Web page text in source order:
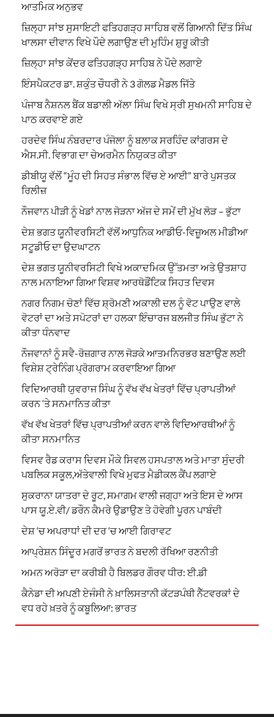
ਆਤਮਿਕ ਅਨੁਭਵ
ਜ਼ਿਲ੍ਹਾ ਸਾਂਝ ਸੁਸਾਇਟੀ ਫਤਿਹਗੜ੍ਹ ਸਾਹਿਬ ਵਲੋਂ ਗਿਆਨੀ ਦਿੱਤ ਸਿੰਘ
ਖਾਲਸਾ ਦੀਵਾਨ ਵਿਖੇ ਪੌਦੇ ਲਗਾਉਣ ਦੀ ਮੁਹਿੰਮ ਸ਼ੁਰੂ ਕੀਤੀ
ਜ਼ਿਲ੍ਹਾ ਸਾਂਝ ਕੇਂਦਰ ਫਤਿਹਗੜ੍ਹ ਸਾਹਿਬ ਨੇ ਪੌਦੇ ਲਗਾਏ
ਇੰਸਪੈਕਟਰ ਡਾ. ਸ਼ਕੁੰਤ ਚੌਧਰੀ ਨੇ 3 ਗੋਲਡ ਮੈਡਲ ਜਿੱਤੇ
ਪੰਜਾਬ ਨੈਸ਼ਨਲ ਬੈਂਕ ਬਡਾਲੀ ਅੱਲਾ ਸਿੰਘ ਵਿਖੇ ਸ੍ਰੀ ਸੁਖਮਨੀ ਸਾਹਿਬ ਦੇ
ਪਾਠ ਕਰਵਾਏ ਗਏ
ਹਰਦੇਵ ਸਿੰਘ ਨੰਬਰਦਾਰ ਪੰਜੋਲਾ ਨੂੰ ਬਲਾਕ ਸਰਹਿੰਦ ਕਾਂਗਰਸ ਦੇ
ਐਸ.ਸੀ. ਵਿਭਾਗ ਦਾ ਚੇਅਰਮੈਨ ਨਿਯੁਕਤ ਕੀਤਾ
ਡੀਬੀਯੂ ਵੱਲੋਂ “ਮੂੰਹ ਦੀ ਸਿਹਤ ਸੰਭਾਲ ਵਿੱਚ ਏ ਆਈ” ਬਾਰੇ ਪੁਸਤਕ
ਰਿਲੀਜ਼
ਨੌਜਵਾਨ ਪੀੜੀ ਨੂੰ ਖੇਡਾਂ ਨਾਲ ਜੋੜਨਾ ਅੱਜ ਦੇ ਸਮੇਂ ਦੀ ਮੁੱਖ ਲੋੜ – ਭੁੱਟਾ
ਦੇਸ਼ ਭਗਤ ਯੂਨੀਵਰਸਿਟੀ ਵੱਲੋਂ ਆਧੁਨਿਕ ਆਡੀਓ-ਵਿਜ਼ੂਅਲ ਮੀਡੀਆ
ਸਟੂਡੀਓ ਦਾ ਉਦਘਾਟਨ
ਦੇਸ਼ ਭਗਤ ਯੂਨੀਵਰਸਿਟੀ ਵਿਖੇ ਅਕਾਦਮਿਕ ਉੱਤਮਤਾ ਅਤੇ ਉਤਸ਼ਾਹ
ਨਾਲ ਮਨਾਇਆ ਗਿਆ ਵਿਸ਼ਵ ਆਰਥੋਡੌਂਟਿਕ ਸਿਹਤ ਦਿਵਸ
ਨਗਰ ਨਿਗਮ ਚੋਣਾਂ ਵਿੱਚ ਸ਼੍ਰੋਮਣੀ ਅਕਾਲੀ ਦਲ ਨੂੰ ਵੋਟ ਪਾਉਣ ਵਾਲੇ
ਵੋਟਰਾਂ ਦਾ ਅਤੇ ਸਪੋਟਰਾਂ ਦਾ ਹਲਕਾ ਇੰਚਾਰਜ ਬਲਜੀਤ ਸਿੰਘ ਭੁੱਟਾ ਨੇ
ਕੀਤਾ ਧੰਨਵਾਦ
ਨੌਜਵਾਨਾਂ ਨੂੰ ਸਵੈ-ਰੋਜ਼ਗਾਰ ਨਾਲ ਜੋੜਕੇ ਆਤਮਨਿਰਭਰ ਬਣਾਉਣ ਲਈ
ਵਿਸ਼ੇਸ਼ ਟ੍ਰੇਨਿੰਗ ਪ੍ਰੋਗਰਾਮ ਕਰਵਾਇਆ ਗਿਆ
ਵਿਦਿਆਰਥੀ ਯੁਵਰਾਜ ਸਿੰਘ ਨੂੰ ਵੱਖ ਵੱਖ ਖੇਤਰਾਂ ਵਿੱਚ ਪ੍ਰਾਪਤੀਆਂ
ਕਰਨ ‘ਤੇ ਸਨਮਾਨਿਤ ਕੀਤਾ
ਵੱਖ ਵੱਖ ਖੇਤਰਾਂ ਵਿੱਚ ਪ੍ਰਾਪਤੀਆਂ ਕਰਨ ਵਾਲੇ ਵਿਦਿਆਰਥੀਆਂ ਨੂੰ
ਕੀਤਾ ਸਨਮਾਨਿਤ
ਵਿਸਵ ਰੈਡ ਕਰਾਸ ਦਿਵਸ ਮੌਕੇ ਸਿਵਲ ਹਸਪਤਾਲ ਅਤੇ ਮਾਤਾ ਸੁੰਦਰੀ
ਪਬਲਿਕ ਸਕੂਲ,ਅੱਤੇਵਾਲੀ ਵਿਖੇ ਮੁਫਤ ਮੈਡੀਕਲ ਕੈਂਪ ਲਗਾਏ
ਸੁਕਰਾਨਾ ਯਾਤਰਾ ਦੇ ਰੂਟ, ਸਮਾਗਮ ਵਾਲੀ ਜਗ੍ਹਾ ਅਤੇ ਇਸ ਦੇ ਆਸ
ਪਾਸ ਯੂ.ਏ.ਵੀ/ ਡਰੌਨ ਕੈਮਰੇ ਉਡਾਉਣ ਤੇ ਹੋਵੇਗੀ ਪੂਰਨ ਪਾਬੰਦੀ
ਦੇਸ਼ ‘ਚ ਅਪਰਾਧਾਂ ਦੀ ਦਰ ‘ਚ ਆਈ ਗਿਰਾਵਟ
ਆਪ੍ਰੇਸ਼ਨ ਸਿੰਦੂਰ ਮਗਰੋਂ ਭਾਰਤ ਨੇ ਬਦਲੀ ਰੱਖਿਆ ਰਣਨੀਤੀ
ਅਮਨ ਅਰੋੜਾ ਦਾ ਕਰੀਬੀ ਹੈ ਬਿਲਡਰ ਗੌਰਵ ਧੀਰ: ਈ.ਡੀ
ਕੈਨੇਡਾ ਦੀ ਅਪਣੀ ਏਜੰਸੀ ਨੇ ਖ਼ਾਲਿਸਤਾਨੀ ਕੱਟੜਪੰਥੀ ਨੈੱਟਵਰਕਾਂ ਦੇ
ਵਧ ਰਹੇ ਖ਼ਤਰੇ ਨੂੰ ਕਬੂਲਿਆ: ਭਾਰਤ